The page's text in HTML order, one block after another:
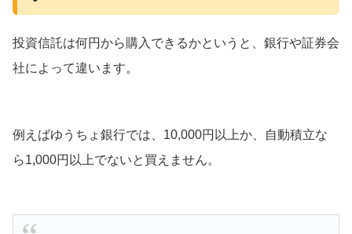
投資信託は何円から購入できるかというと、銀行や証券会
社によって違います。
例えばゆうちょ銀行では、10,000円以上か、自動積立な
ら1,000円以上でないと買えません。